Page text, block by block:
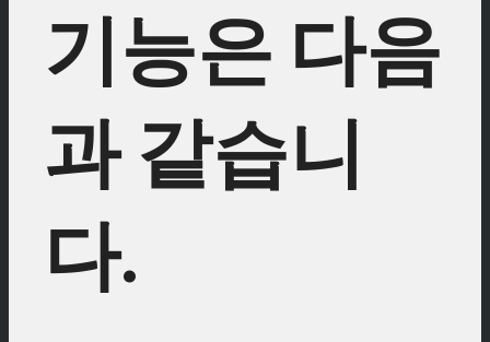
기능은 다음
과 같습니
다.